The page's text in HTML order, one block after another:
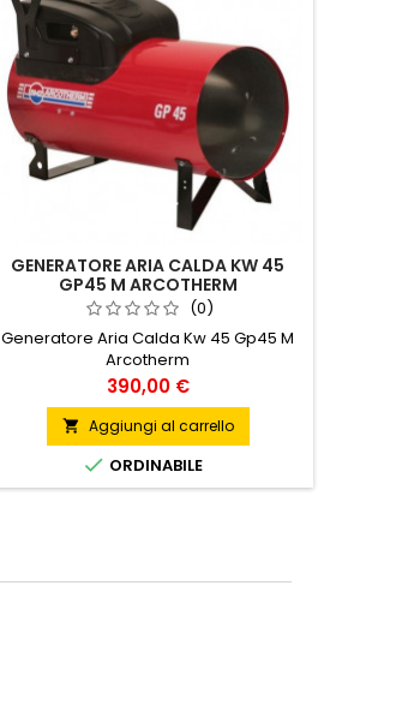
GENERATORE ARIA CALDA KW 45
GP45 M ARCOTHERM
(0)
Generatore Aria Calda Kw 45 Gp45 M
Arcotherm
Prezzo
390,00 €
 Aggiungi al carrello
 ORDINABILE